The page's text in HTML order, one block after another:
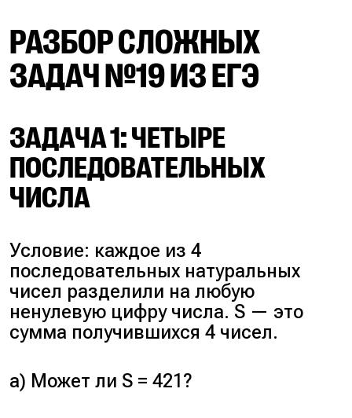
РАЗБОР СЛОЖНЫХ
ЗАДАЧ №19 ИЗ ЕГЭ
ЗАДАЧА 1: ЧЕТЫРЕ
ПОСЛЕДОВАТЕЛЬНЫХ
ЧИСЛА
Условие: каждое из 4
последовательных натуральных
чисел разделили на любую
ненулевую цифру числа. S — это
сумма получившихся 4 чисел.
а) Может ли S = 421?